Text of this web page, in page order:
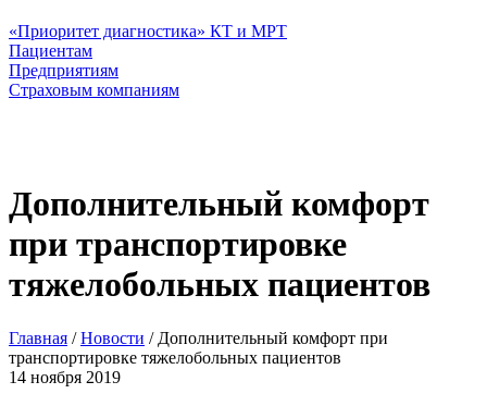
«Приоритет диагностика» КТ и МРТ
Пациентам
Предприятиям
Страховым компаниям
Дополнительный комфорт
при транспортировке
тяжелобольных пациентов
Главная /Новости / Дополнительный комфорт при
транспортировке тяжелобольных пациентов
14 ноября 2019